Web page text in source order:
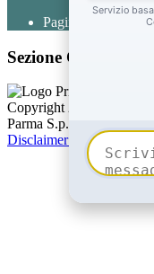
Pagina visualizzata
Sezione Copyright
Copyright 2026 |
Parma S.p.A. | Divisione
Disclaimer trattamento